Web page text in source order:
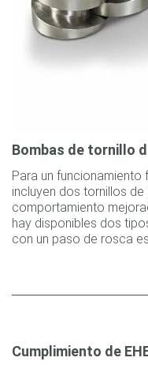
Bombas de tornillo
Para un
incluyen dos tornillos
comportamiento
hay disponibles dos
con un paso de rosca
Cumplimiento de